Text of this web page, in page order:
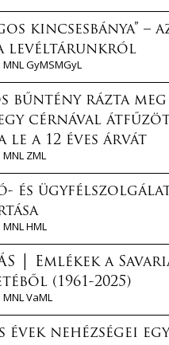
kincsesbánya” –
levéltárunkról
MNL GyMSMGyL
bűntény rázta meg
cérnával
le a 12 éves árvát
MNL ZML
és
MNL HML
│ Emlékek a
(1961-2025)
MNL VaML
évek nehézségei